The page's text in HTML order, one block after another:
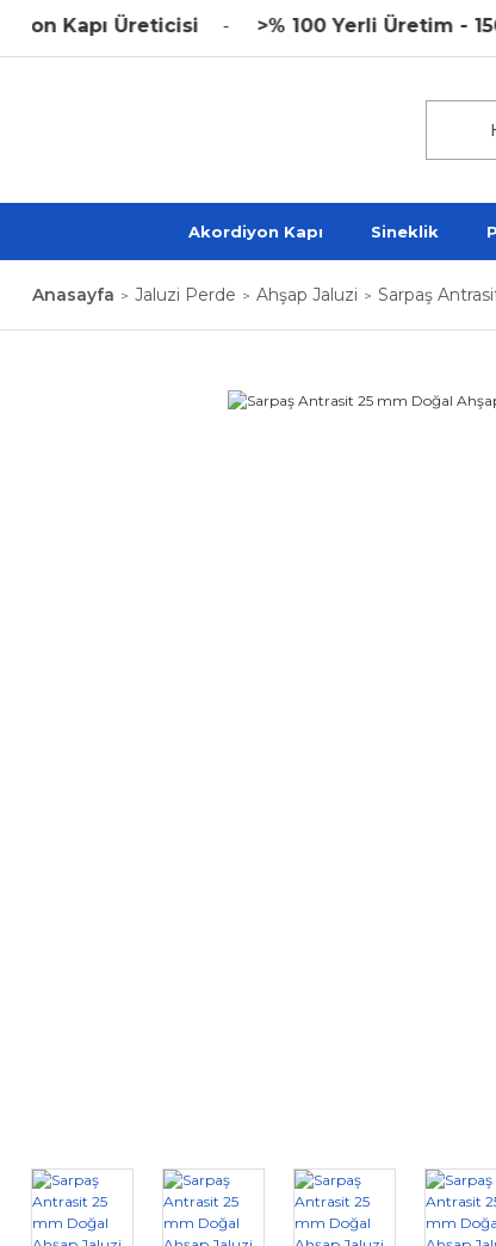
Kapı Üreticisi >% 100 Yerli Üretim - 1500
Akordiyon Kapı Sineklik
Anasayfa Jaluzi Perde Ahşap Jaluzi Sarpaş